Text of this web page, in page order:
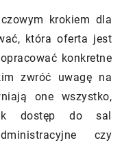
krokiem dla
która oferta jest
konkretne
zwróć uwagę na
one wszystko,
dostęp do sal
czy